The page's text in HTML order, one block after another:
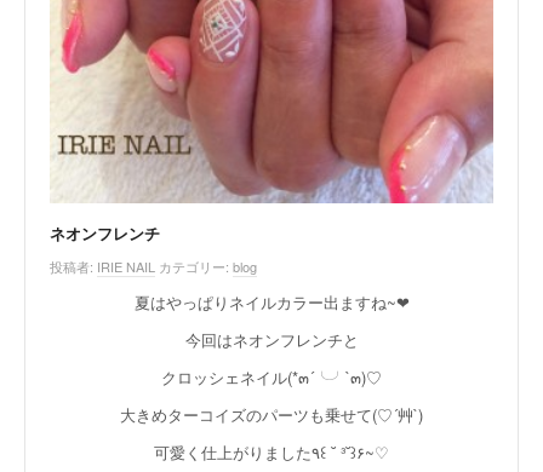
ネオンフレンチ
投稿者: IRIE NAIL カテゴリー: blog
夏はやっぱりネイルカラー出ますね~❤︎
今回はネオンフレンチと
クロッシェネイル(*๓´╰╯`๓)♡
大きめターコイズのパーツも乗せて(♡´艸`)
可愛く仕上がりました٩꒰ ˘ ³˘꒱۶~♡